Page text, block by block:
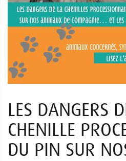
LES DANGERS
CHENILLE
DU PIN SUR